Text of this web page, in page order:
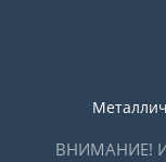
ВНИМАНИЕ!